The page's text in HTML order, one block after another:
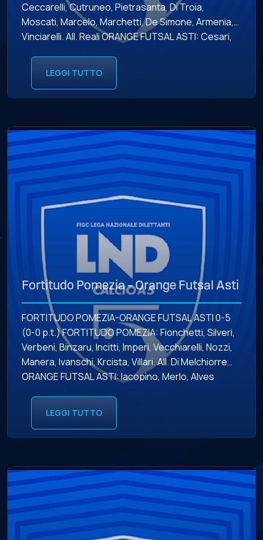
Ceccarelli, Cutruneo, Pietrasanta, Di Troia,
Moscati, Marcelo, Marchetti, De Simone, Armenia,
Vinciarelli. All. Reali ORANGE FUTSAL ASTI: Cesari,
Rodrigues (O), 9’58” Pietrasanta (R), […]
LEGGI TUTTO
Fortitudo Pomezia – Orange Futsal Asti
FORTITUDO POMEZIA-ORANGE FUTSAL ASTI 0-5
(0-0 p.t.) FORTITUDO POMEZIA: Fionchetti, Silveri,
Verbeni, Binzaru, Incitti, Imperi, Vecchiarelli, Nozzi,
Manera, Ivanschi, Krcista, Villari. All. Di Melchiorre
ORANGE FUTSAL ASTI: Iacopino, Merlo, Alves
14’17” Merlo (O), 16’13” Caracciolo (O), 17’53”
LEGGI TUTTO